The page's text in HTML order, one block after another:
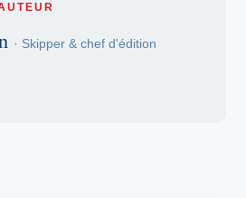
· Skipper & chef d'édition